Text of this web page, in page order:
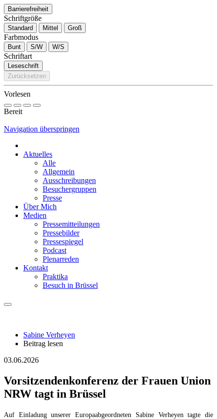
Barrierefreiheit
Schriftgröße
Standard Mittel Groß
Farbmodus
Bunt S/W W/S
Schriftart
Leseschrift
Zurücksetzen
Vorlesen
Bereit
Navigation überspringen
Aktuelles
Alle
Allgemein
Ausschreibungen
Besuchergruppen
Presse
Über Mich
Medien
Pressemitteilungen
Pressebilder
Pressespiegel
Podcast
Plenarreden
Kontakt
Praktika
Besuch in Brüssel
Sabine Verheyen
Beitrag lesen
03.06.2026
Vorsitzendenkonferenz der Frauen Union
NRW tagt in Brüssel
Auf Einladung unserer Europaabgeordneten Sabine Verheyen tagte die